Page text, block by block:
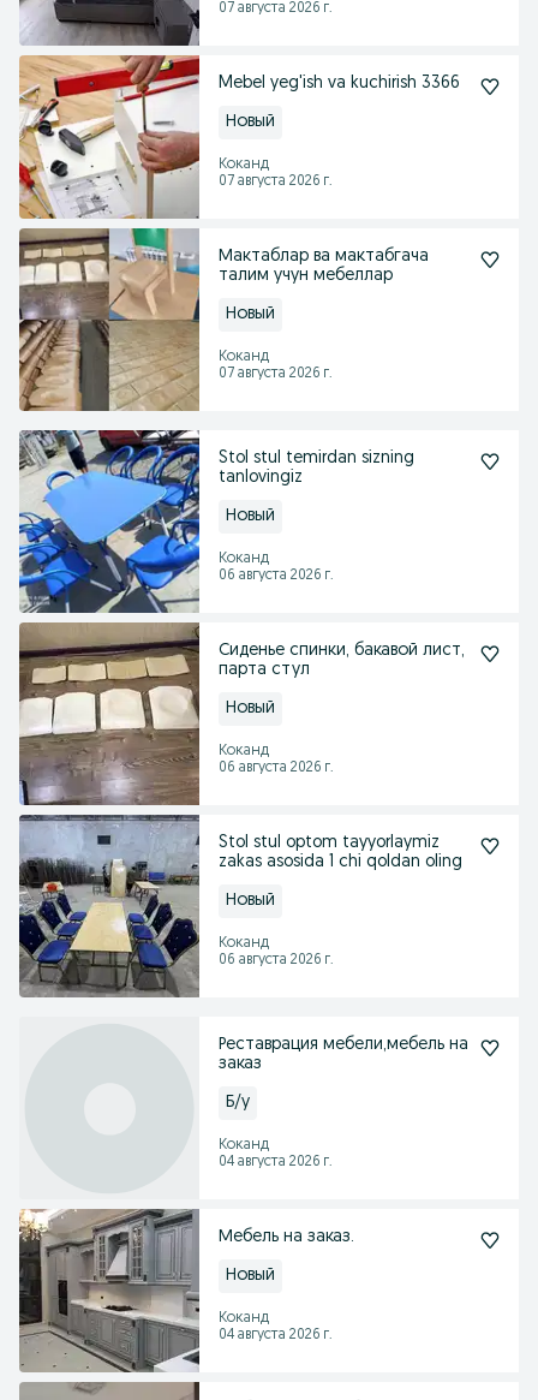
07 августа 2026 г.
Mebel yeg'ish va kuchirish 3366
Новый
Коканд
07 августа 2026 г.
Мактаблар ва мактабгача
талим учун мебеллар
Новый
Коканд
07 августа 2026 г.
Stol stul temirdan sizning
tanlovingiz
Новый
Коканд
06 августа 2026 г.
Сиденье спинки, бакавой лист,
парта стул
Новый
Коканд
06 августа 2026 г.
Stol stul optom tayyorlaymiz
zakas asosida 1 chi qoldan oling
Новый
Коканд
06 августа 2026 г.
Реставрация мебели,мебель на
заказ
Б/у
Коканд
04 августа 2026 г.
Мебель на заказ.
Новый
Коканд
04 августа 2026 г.